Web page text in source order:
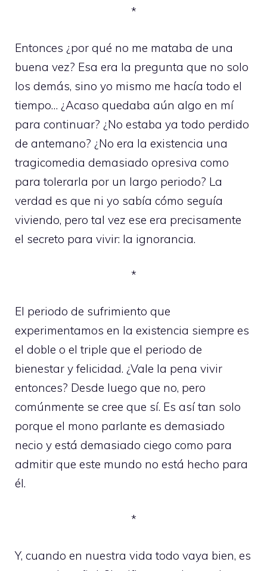
*
Entonces ¿por qué no me mataba de una
buena vez? Esa era la pregunta que no solo
los demás, sino yo mismo me hacía todo el
tiempo… ¿Acaso quedaba aún algo en mí
para continuar? ¿No estaba ya todo perdido
de antemano? ¿No era la existencia una
tragicomedia demasiado opresiva como
para tolerarla por un largo periodo? La
verdad es que ni yo sabía cómo seguía
viviendo, pero tal vez ese era precisamente
el secreto para vivir: la ignorancia.
*
El periodo de sufrimiento que
experimentamos en la existencia siempre es
el doble o el triple que el periodo de
bienestar y felicidad. ¿Vale la pena vivir
entonces? Desde luego que no, pero
comúnmente se cree que sí. Es así tan solo
porque el mono parlante es demasiado
necio y está demasiado ciego como para
admitir que este mundo no está hecho para
él.
*
Y, cuando en nuestra vida todo vaya bien, es